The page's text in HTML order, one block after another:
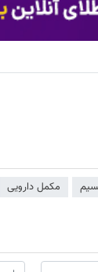
مکمل دارویی